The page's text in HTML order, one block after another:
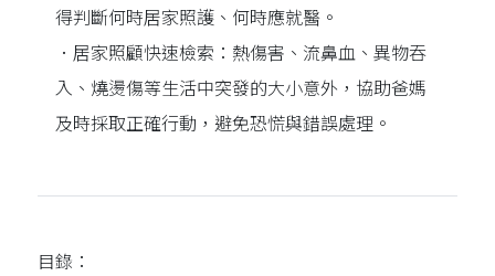
得判斷何時居家照護、何時應就醫。
．居家照顧快速檢索：熱傷害、流鼻血、異物吞
入、燒燙傷等生活中突發的大小意外，協助爸媽
及時採取正確行動，避免恐慌與錯誤處理。
目錄：